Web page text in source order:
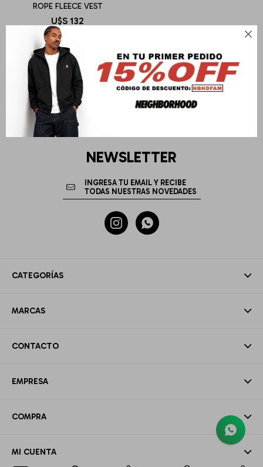

ROPE FLEECE VEST
U$S 132
CATEGORÍAS
MARCAS
CONTACTO
EMPRESA
COMPRA
MI CUENTA
NEWSLETTER
 